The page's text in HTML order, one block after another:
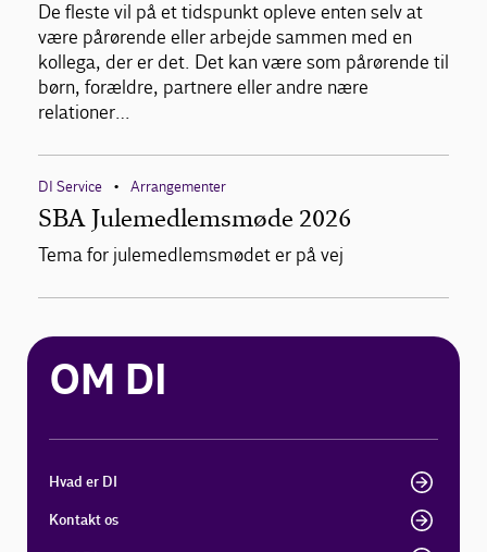
De fleste vil på et tidspunkt opleve enten selv at
være pårørende eller arbejde sammen med en
kollega, der er det. Det kan være som pårørende til
børn, forældre, partnere eller andre nære
relationer…
DI Service • Arrangementer
SBA Julemedlemsmøde 2026
Tema for julemedlemsmødet er på vej
OM DI
Hvad er DI
Kontakt os